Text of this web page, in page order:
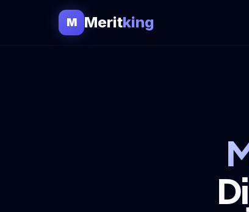
M Meritking